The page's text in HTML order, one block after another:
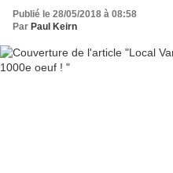
Publié le 28/05/2018 à 08:58
Par Paul Keirn